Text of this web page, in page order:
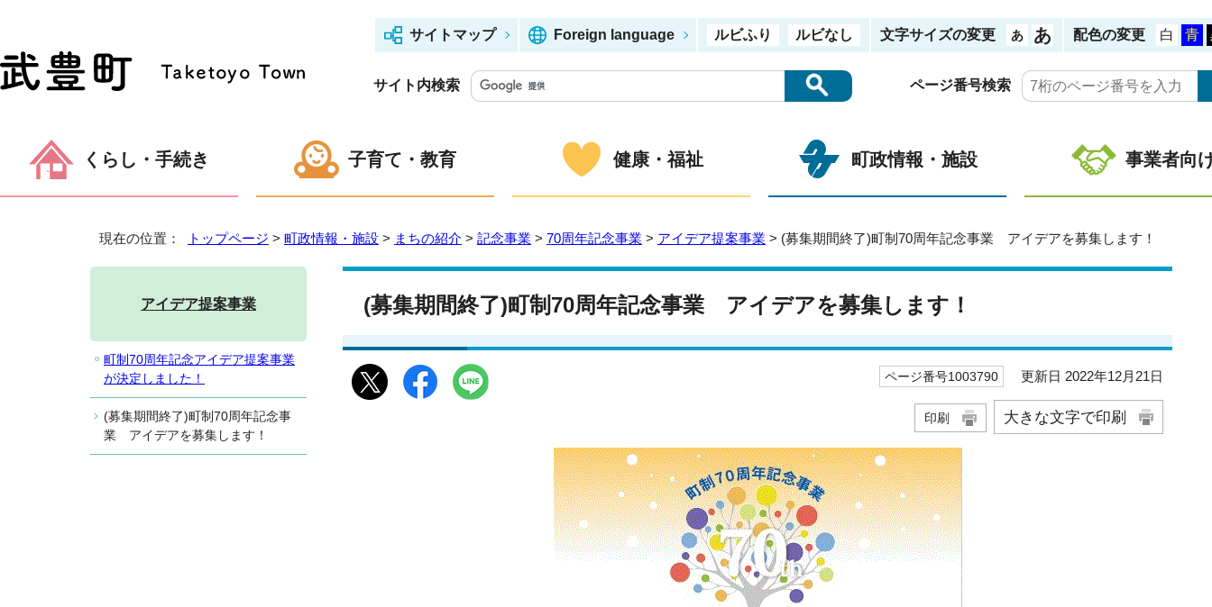
サイトマップ Foreign language ルビふり ルビなし 文字サイズの変更 配色の変更
サイト内検索 ページ番号検索
くらし・手続き 子育て・教育 健康・福祉 町政情報・施設 事業者向
現在の位置： トップページ > 町政情報・施設 > まちの紹介 > 記念事業 > 70周年記念事業 > アイデア提案事業 > (募集期間終了)町制70周年記念事業 アイデアを募集します！
(募集期間終了)町制70周年記念事業 アイデアを募集します！
ページ番号1003790 更新日 2022年12月21日
印刷 大きな文字で印刷
アイデア提案事業
町制70周年記念アイデア提案事業
が決定しました！
(募集期間終了)町制70周年記念事
業 アイデアを募集します！